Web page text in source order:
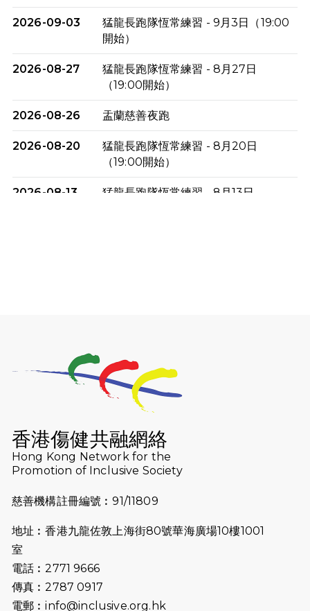
2026-09-03
猛龍長跑隊恆常練習 - 9月3日（19:00
開始）
2026-08-27
猛龍長跑隊恆常練習 - 8月27日
（19:00開始）
2026-08-26 盂蘭慈善夜跑
2026-08-20
猛龍長跑隊恆常練習 - 8月20日
（19:00開始）
2026-08-13
猛龍長跑隊恆常練習 - 8月13日
2026-07-23
猛龍長跑隊恆常練習 - 7月23日
（19:00開始）
猛龍長跑隊恆常練習 - 7月16日
2026-07-10
【猛龍戈壁118公里分享暨香港傷健共
融網絡15周年晚宴】
2026-07-09
猛龍長跑隊恆常練習 - 7月9日（19:00
2026-07-02
2026-06-25
香港傷健共融網絡
Hong Kong Network for the
Promotion of Inclusive Society
慈善機構註冊編號︰91/11809
地址︰香港九龍佐敦上海街80號華海廣場10樓1001
室
電話︰2771 9666
傳真︰2787 0917
電郵︰info@inclusive.org.hk